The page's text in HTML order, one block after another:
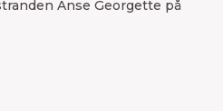
Anse Georgette på